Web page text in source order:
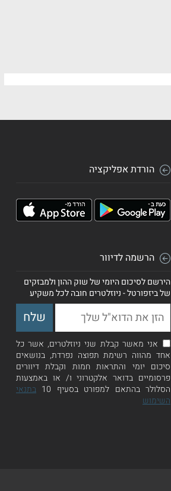
הורדת אפליקציה
הרשמה לדיוור
הירשם לסיכום היומי של שוק ההון ולמבזקים
של ביזפורטל - ניוזלטרים חובה לכל משקיע
אני מאשר קבלת שני ניוזלטרים, אשר כל
אחד מהווה רשימת תפוצה נפרדת, בנושאים
סיכום יומי והתראות חמות וקבלת דיוורים
פרסומיים בדואר אלקטרוני ו/ או באמצעות
הסלולר בהתאם למפורט בסעיף 10
בתנאי
השימוש